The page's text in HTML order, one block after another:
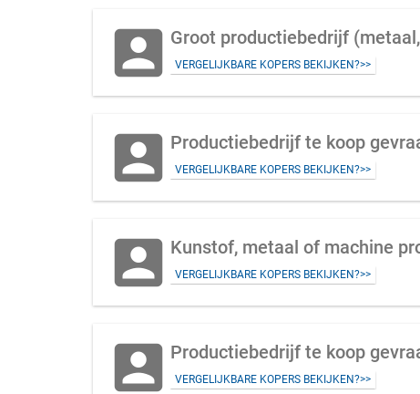
account_box Groot productiebedrijf
VERGELIJKBARE KOPERS BEKIJKEN?>>
account_box Productiebedrijf te koop
VERGELIJKBARE KOPERS BEKIJKEN?>>
account_box Kunstof, metaal of machine
VERGELIJKBARE KOPERS BEKIJKEN?>>
account_box VERGELIJKBARE KOPERS BEKIJKEN?>>